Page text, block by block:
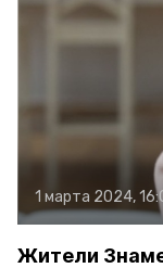
1 марта 2024,
Жители